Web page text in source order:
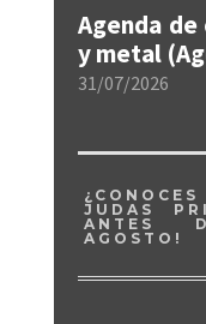
Agenda
y metal
31/07/2026
JUDAS
ANTES
AGOSTO!